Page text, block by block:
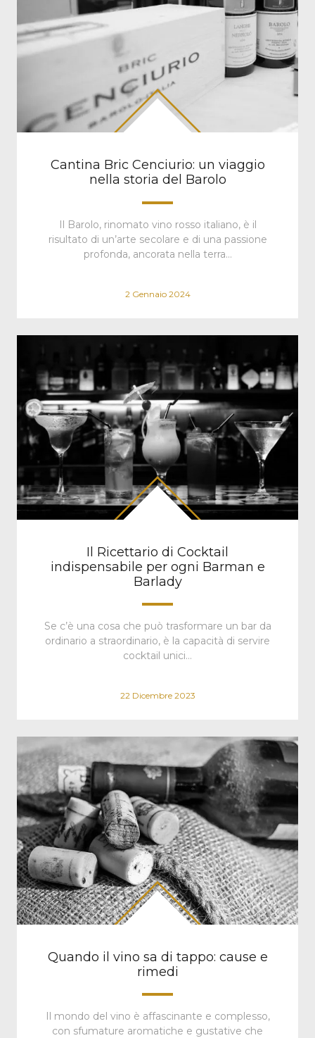
Cantina Bric Cenciurio: un viaggio
nella storia del Barolo
Il Barolo, rinomato vino rosso italiano, è il
risultato di un’arte secolare e di una passione
profonda, ancorata nella terra…
2 Gennaio 2024
Il Ricettario di Cocktail
indispensabile per ogni Barman e
Barlady
Se c’è una cosa che può trasformare un bar da
ordinario a straordinario, è la capacità di servire
cocktail unici…
22 Dicembre 2023
Quando il vino sa di tappo: cause e
rimedi
Il mondo del vino è affascinante e complesso,
con sfumature aromatiche e gustative che